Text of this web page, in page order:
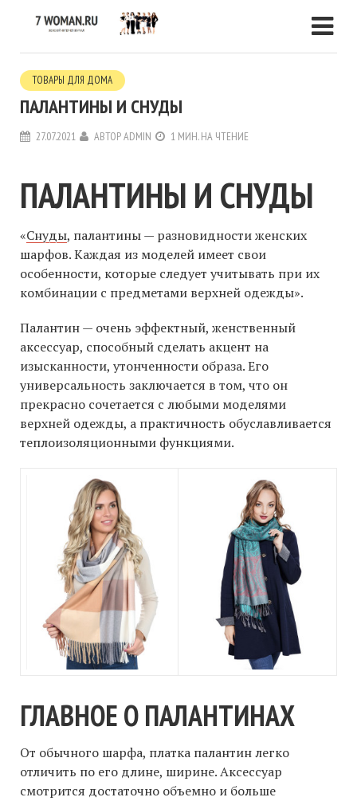
ТОВАРЫ ДЛЯ ДОМА
ПАЛАНТИНЫ И СНУДЫ
27.07.2021 АВТОРADMIN 1 МИН. НА ЧТЕНИЕ
ПАЛАНТИНЫ И СНУДЫ
«Снуды, палантины — разновидности женских
шарфов. Каждая из моделей имеет свои
особенности, которые следует учитывать при их
комбинации с предметами верхней одежды».
Палантин — очень эффектный, женственный
аксессуар, способный сделать акцент на
изысканности, утонченности образа. Его
универсальность заключается в том, что он
прекрасно сочетается с любыми моделями
верхней одежды, а практичность обуславливается
теплоизоляционными функциями.
ГЛАВНОЕ О ПАЛАНТИНАХ
От обычного шарфа, платка палантин легко
отличить по его длине, ширине. Аксессуар
смотрится достаточно объемно и больше